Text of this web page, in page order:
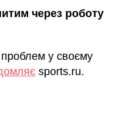
через роботу
у своєму
sports.ru.